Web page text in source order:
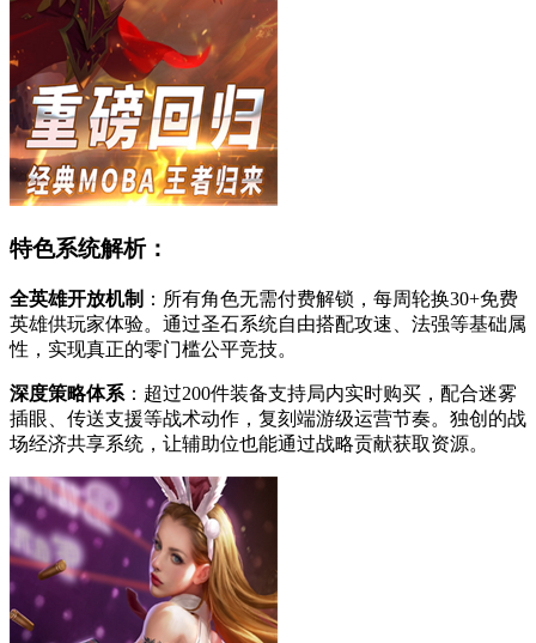
特色系统解析：
全英雄开放机制 ：所有角色无需付费解锁，每周轮换30+免费
英雄供玩家体验。通过圣石系统自由搭配攻速、法强等基础属
性，实现真正的零门槛公平竞技。
深度策略体系 ：超过200件装备支持局内实时购买，配合迷雾
插眼、传送支援等战术动作，复刻端游级运营节奏。独创的战
场经济共享系统，让辅助位也能通过战略贡献获取资源。